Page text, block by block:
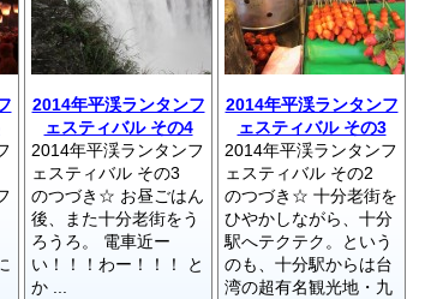
2014年平渓ランタンフ
ェスティバル その4
2014年平渓ランタンフ
ェスティバル その3
のつづき☆ お昼ごはん
後、また十分老街をう
ろうろ。 電車近ー
い！！！わー！！！ と
か ...
2014年平渓ランタンフ
ェスティバル その3
2014年平渓ランタンフ
ェスティバル その2
のつづき☆ 十分老街を
ひやかしながら、十分
駅へテクテク。という
のも、十分駅からは台
湾の超有名観光地・九